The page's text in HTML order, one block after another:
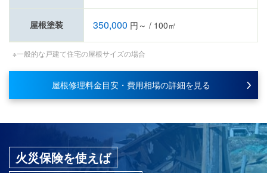
屋根塗装 350,000 円～ / 100㎡
※一般的な戸建て住宅の屋根サイズの場合
屋根修理料金目安・費用相場の詳細を見る
火災保険を使えば